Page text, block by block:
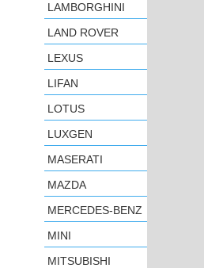
LAMBORGHINI
LAND ROVER
LEXUS
LIFAN
LOTUS
LUXGEN
MASERATI
MAZDA
MERCEDES-BENZ
MINI
MITSUBISHI